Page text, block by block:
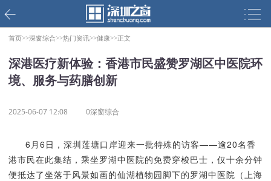
首页>>深窗综合>>热门资讯>>健康>>正文
深港医疗新体验：香港市民盛赞罗湖区中医院环
境、服务与药膳创新
2025-06-07 12:08 0深窗综合
6月6日，深圳莲塘口岸迎来一批特殊的访客——逾20名香
港市民在此集结，乘坐罗湖中医院的免费穿梭巴士，仅十余分钟
便抵达了坐落于风景如画的仙湖植物园脚下的罗湖中医院（上海